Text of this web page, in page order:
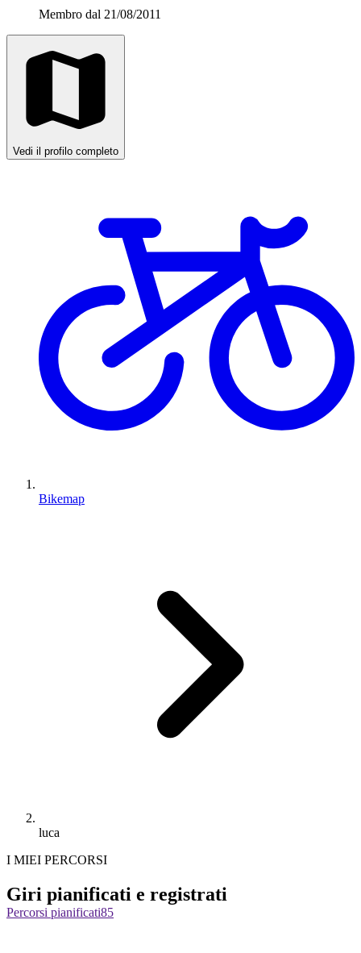
Membro dal 21/08/2011
Vedi il profilo completo
Bikemap
luca
I MIEI PERCORSI
Giri pianificati e registrati
Percorsi pianificati85